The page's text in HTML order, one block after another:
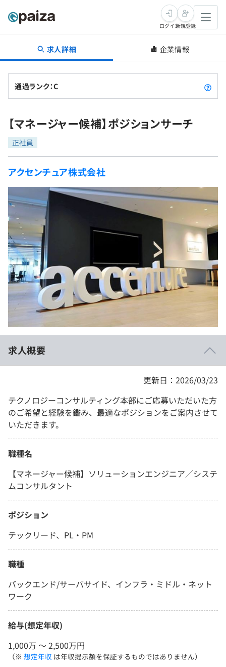
転職・キャリア
転職成功ガイド
転職エージェント
インタビュー
新卒就活
求人検索
本選考
インターン
新卒エージェント
イベント・セミナー
インタビュー
就活成功ガイド
学習
講座一覧
問題集
4択課題
ナレッジ
リファレンス
プラン
個人向けプラン
法人向けプラン
スキルチェック
プログラミング言語
SQL
評価結果一覧
再チャレンジ結果一覧
ゲーム・マンガ
メディア
Tech Team Journal
paiza times
note
paizaとは？
ログイン新規登録
求人詳細 企業情報
通過ランク：C
【マネージャー候補】ポジションサーチ
正社員
アクセンチュア株式会社
求人概要
更新日：2026/03/23
テクノロジーコンサルティング本部にご応募いただいた方
のご希望と経験を鑑み、最適なポジションをご案内させて
いただきます。
職種名
【マネージャー候補】ソリューションエンジニア／システ
ムコンサルタント
ポジション
テックリード、PL・PM
職種
バックエンド/サーバサイド、インフラ・ミドル・ネット
ワーク
給与(想定年収)
1,000万 〜 2,500万円
（※ 想定年収 は年収提示額を保証するものではありません）